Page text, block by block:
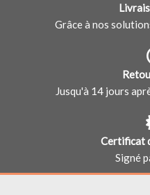
Grâce à nos
Jusqu'à 14 jours
Certificat
Signé